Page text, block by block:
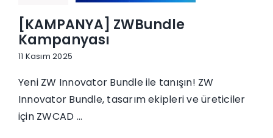
[KAMPANYA] ZWBundle
Kampanyası
11 Kasım 2025
Yeni ZW Innovator Bundle ile tanışın! ZW
Innovator Bundle, tasarım ekipleri ve üreticiler
için ZWCAD ...